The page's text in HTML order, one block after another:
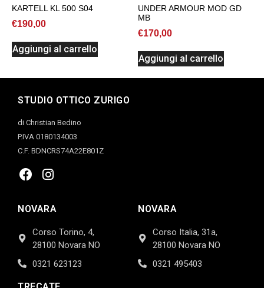
KARTELL KL 500 S04
€190,00
Aggiungi al carrello
UNDER ARMOUR MOD GD
MB
€170,00
Aggiungi al carrello
STUDIO OTTICO ZURIGO
di Christian Bedino
P.IVA 0180134003
C.F. BDNCRS74A22E801Z
NOVARA
Corso Torino, 4,
28100 Novara NO
0321 623123
NOVARA
Corso Italia, 31a,
28100 Novara NO
0321 495403